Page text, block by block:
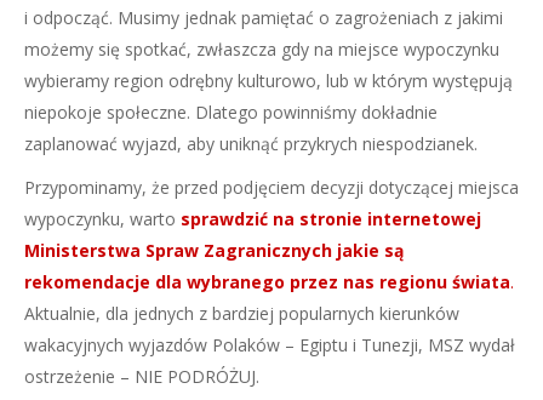
i odpocząć. Musimy jednak pamiętać o zagrożeniach z jakimi
możemy się spotkać, zwłaszcza gdy na miejsce wypoczynku
wybieramy region odrębny kulturowo, lub w którym występują
niepokoje społeczne. Dlatego powinniśmy dokładnie
zaplanować wyjazd, aby uniknąć przykrych niespodzianek.
Przypominamy, że przed podjęciem decyzji dotyczącej miejsca
wypoczynku, warto sprawdzić na stronie internetowej
Ministerstwa Spraw Zagranicznych jakie są
rekomendacje dla wybranego przez nas regionu świata.
Aktualnie, dla jednych z bardziej popularnych kierunków
wakacyjnych wyjazdów Polaków – Egiptu i Tunezji, MSZ wydał
ostrzeżenie – NIE PODRÓŻUJ.